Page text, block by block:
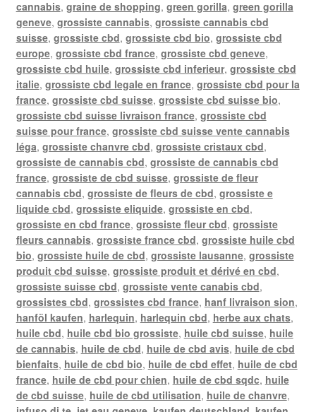
cannabis, graine de shopping, green gorilla, green gorilla
geneve, grossiste cannabis, grossiste cannabis cbd
suisse, grossiste cbd, grossiste cbd bio, grossiste cbd
europe, grossiste cbd france, grossiste cbd geneve,
grossiste cbd huile, grossiste cbd inferieur, grossiste cbd
italie, grossiste cbd legale en france, grossiste cbd pour la
france, grossiste cbd suisse, grossiste cbd suisse bio,
grossiste cbd suisse livraison france, grossiste cbd
suisse pour france, grossiste cbd suisse vente cannabis
léga, grossiste chanvre cbd, grossiste cristaux cbd,
grossiste de cannabis cbd, grossiste de cannabis cbd
france, grossiste de cbd suisse, grossiste de fleur
cannabis cbd, grossiste de fleurs de cbd, grossiste e
liquide cbd, grossiste eliquide, grossiste en cbd,
grossiste en cbd france, grossiste fleur cbd, grossiste
fleurs cannabis, grossiste france cbd, grossiste huile cbd
bio, grossiste huile de cbd, grossiste lausanne, grossiste
produit cbd suisse, grossiste produit et dérivé en cbd,
grossiste suisse cbd, grossiste vente canabis cbd,
grossistes cbd, grossistes cbd france, hanf livraison sion,
hanföl kaufen, harlequin, harlequin cbd, herbe aux chats,
huile cbd, huile cbd bio grossiste, huile cbd suisse, huile
de cannabis, huile de cbd, huile de cbd avis, huile de cbd
bienfaits, huile de cbd bio, huile de cbd effet, huile de cbd
france, huile de cbd pour chien, huile de cbd sqdc, huile
de cbd suisse, huile de cbd utilisation, huile de chanvre,